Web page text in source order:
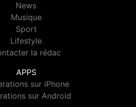
News
Musique
Sport
Lifestyle
la rédac
APPS
sur iPhone
sur Android